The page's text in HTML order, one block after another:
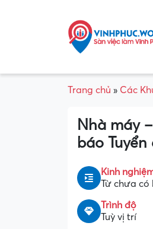
Trang chủ » Các
Nhà máy
báo
Kinh
Từ chưa có
Trình độ
Tuỳ vị trí